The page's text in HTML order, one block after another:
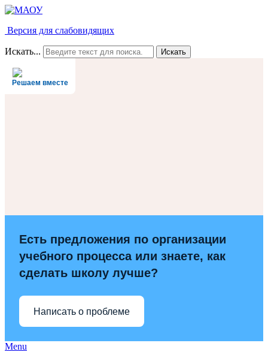
Версия для слабовидящих
Искать... Искать
Решаем вместе
Есть предложения по организации
учебного процесса или знаете, как
сделать школу лучше?
Написать о проблеме
Menu